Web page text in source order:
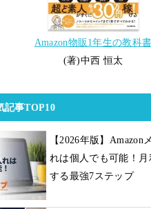
Amazon物販1年生の教科書
(著)中西 恒太
記事TOP10
【2026年版】Amazon
れは個人でも可能！
する最強7ステップ